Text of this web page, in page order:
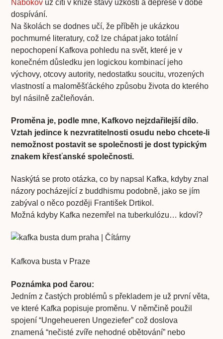
Nabokov už cítí v knize stavy úzkosti a deprese v době
dospívání.
Na školách se dodnes učí, že příběh je ukázkou
pochmurné literatury, což lze chápat jako totální
nepochopení Kafkova pohledu na svět, které je v
konečném důsledku jen logickou kombinací jeho
výchovy, otcovy autority, nedostatku soucitu, vrozených
vlastností a maloměšťáckého způsobu života do kterého
byl násilně začleňován.
Proměna je, podle mne, Kafkovo nejzdařilejší dílo.
Vztah jedince k nezvratitelnosti osudu nebo chcete-li
nemožnost postavit se společnosti je dost typickým
znakem křesťanské společnosti.
Naskýtá se proto otázka, co by napsal Kafka, kdyby znal
názory pocházející z buddhismu podobně, jako se jím
zabýval o něco později František Drtikol.
Možná kdyby Kafka nezemřel na tuberkulózu… kdoví?
Kafkova busta v Praze
Poznámka pod čarou:
Jedním z častých problémů s překladem je už první věta,
ve které Kafka popisuje proměnu. V němčině použil
spojení “Ungeheueren Ungeziefer” což doslova
znamená “nečisté zvíře nehodné obětování” nebo